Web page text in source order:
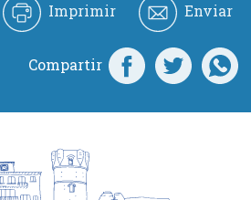
Imprimir Enviar
Compartir